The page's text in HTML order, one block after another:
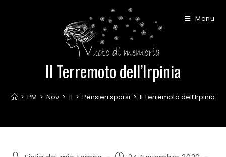
Menu
Il Terremoto dell’Irpinia
> PM > Nov > 11 > Pensieri sparsi > Il Terremoto dell’Irpinia